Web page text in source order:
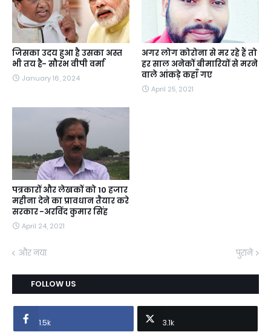
जिसका उदय हुआ है उसका अस्त
भी तय है- सौरभ वीपी वर्मा
January 16, 2024
अगर लोग कोरोना से मर रहे हैं तो
हर साल अनेकों बीमारियों से मरने
वाले आंकड़े कहाँ गए
April 25, 2021
पत्रकारों और लेखकों को 10 हजार
महीना देने का प्रावधान तैयार करे
सरकार -अरविंद कुमार सिंह
April 24, 2021
और नया पुराने
FOLLOW US
1.5k 3.1k